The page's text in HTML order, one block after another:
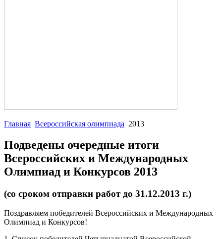
Главная Всероссийская олимпиада 2013
Подведены очередные итоги
Всероссийских и Международных
Олимпиад и Конкурсов 2013
(со сроком отправки работ до 31.12.2013 г.)
Поздравляем победителей Всероссийских и Международных
Олимпиад и Конкурсов!